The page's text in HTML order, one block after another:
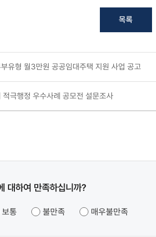
목록
유형 월3만원 공공임대주택 지원 사업 공고
극행정 우수사례 공모전 설문조사
대하여 만족하십니까?
보통 불만족 매우불만족